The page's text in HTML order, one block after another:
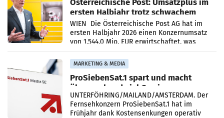
Österreichische Post: Umsatzplus im
ersten Halbjahr trotz schwachem
Briefgeschäft
WIEN Die Österreichische Post AG hat im
ersten Halbjahr 2026 einen Konzernumsatz
von 1.544,0 Mio. EUR erwirtschaftet, was
einem Plus von 3,8 Prozent gegenüber dem
Vergleichszeitraum
MARKETING & MEDIA
ProSiebenSat.1 spart und macht
überraschend viel Gewinn
UNTERFÖHRING/MAILAND/AMSTERDAM. Der
Fernsehkonzern ProSiebenSat.1 hat im
Frühjahr dank Kostensenkungen operativ